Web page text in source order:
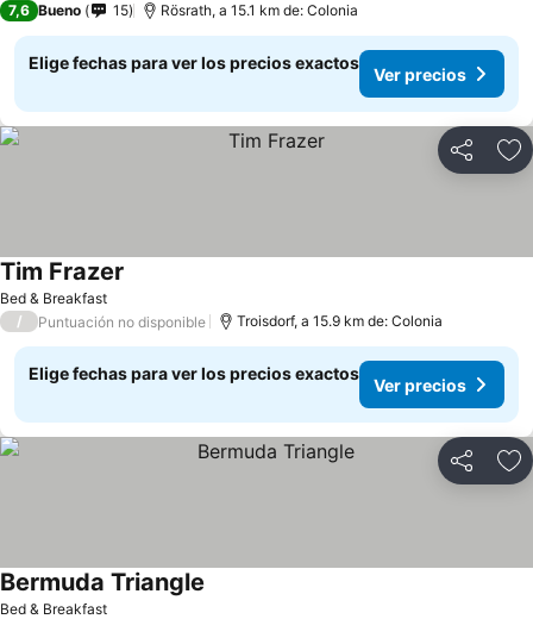
7,6 Bueno 15 Rösrath, a 15.1 km de: Colonia
Elige fechas para ver los precios exactos
Ver precios
Compartir
Bed & Breakfast
Tim Frazer
/ Puntuación no disponible Troisdorf, a 15.9 km de: Colonia
Elige fechas para ver los precios exactos
Ver precios
Compartir
Bed & Breakfast
Bermuda Triangle